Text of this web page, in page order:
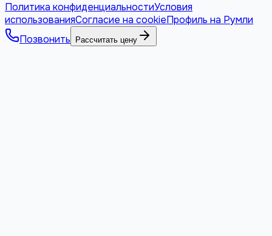
Политика конфиденциальностиУсловия
использованияСогласие на cookieПрофиль на Румли
Позвонить
Рассчитать цену